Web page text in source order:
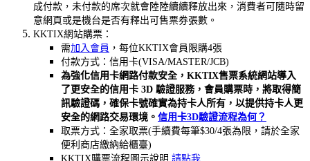
成付款，未付款的席次就會陸陸續續釋放出來，消費者可隨時留
意網頁或是機台是否有釋出可售票券張數。
KKTIX網站購票：
需加入會員 ，每位KKTIX會員限購4張
付款方式：信用卡(VISA/MASTER/JCB)
為強化信用卡網路付款安全，KKTIX售票系統網站導入
了更安全的信用卡 3D 驗證服務，會員購票時，將取得簡
訊驗證碼，確保卡號確實為持卡人所有，以提供持卡人更
安全的網路交易環境。 信用卡3D驗證流程為何？
取票方式：全家取票(手續費每筆$30/4張為限，請於全家
便利商店繳納給櫃臺)
KKTIX購票流程圖示說明 請點我